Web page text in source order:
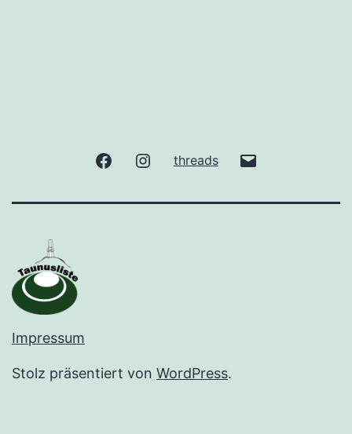
facebookInstagram
threads
Impressum
Stolz präsentiert von WordPress.